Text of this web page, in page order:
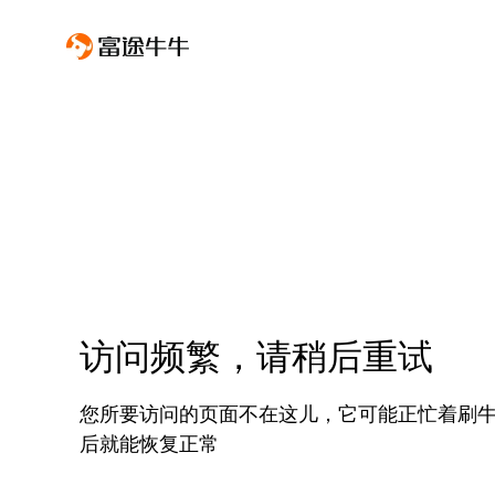
访问频繁，请稍后重试
您所要访问的页面不在这儿，它可能正忙着刷
后就能恢复正常